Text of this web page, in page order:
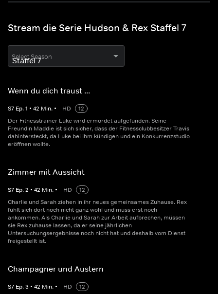
Stream die Serie Hudson & Rex Staffel 7
Select Season
Wenn du dich traust ...
S7 Ep.1 • 42 Min. • HD
12
Der Fitnesstrainer Luke wird ermordet aufgefunden. Seine
Freundin Maddie ist sich sicher, dass der Fitnessclubbesitzer Travis
dahintersteckt, da Luke bei ihm kündigen und ein Konkurrenzstudio
eröffnen wollte.
Zimmer mit Aussicht
S7 Ep.2 • 42 Min. • HD
12
Charlie und Sarah ziehen in ihr neues gemeinsames Zuhause. Rex
fühlt sich dort noch nicht ganz wohl und muss erst noch
ankommen. Als Charlie und Sarah zur Arbeit aufbrechen, müssen
sie Rex zuhause lassen, da er seine jährlichen
Untersuchungsergebnisse noch nicht hat und deshalb vom Dienst
freigestellt ist.
Champagner und Austern
S7 Ep.3 • 42 Min. • HD
12